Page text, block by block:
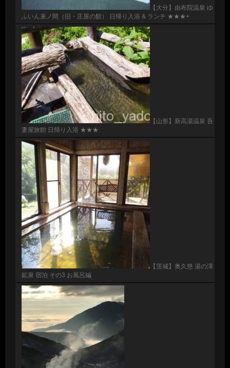
【大分】由布院温泉 ゆ
ふいん束ノ間（旧・庄屋の館） 日帰り入浴 & ランチ ★★★+
【山形】新高湯温泉 吾
妻屋旅館 日帰り入浴 ★★★
【茨城】奥久慈 湯の澤
鉱泉 宿泊 その3 お風呂編